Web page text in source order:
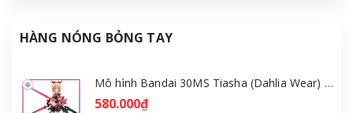
HÀNG NÓNG BỎNG TAY
Mô hình Bandai 30MS Tiasha (Dahlia Wear) [Color B] [GDB] [30MS]
580.000₫